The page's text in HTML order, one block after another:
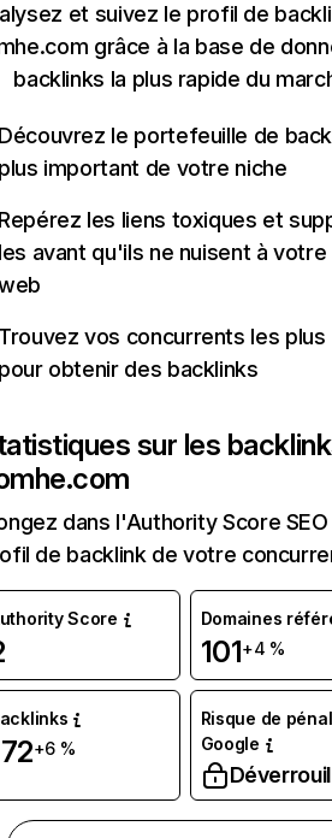
et suivez le profil de
grâce à la base de
backlinks la plus rapide du
Découvrez le portefeuille de
plus important de votre niche
Repérez les liens toxiques et
les avant qu'ils ne nuisent à
Trouvez vos concurrents les
pour obtenir des backlinks
sur les
dans l'Authority Score
de backlink de votre
Score Domaines
101+4 %
+6 %
Risque de
Google